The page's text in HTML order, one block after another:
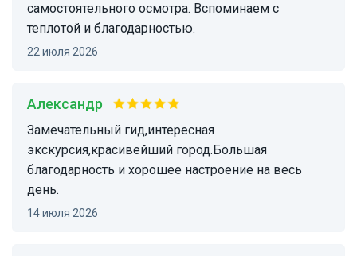
самостоятельного осмотра. Вспоминаем с
теплотой и благодарностью.
22 июля 2026
Александр
Замечательный гид,интересная
экскурсия,красивейший город.Большая
благодарность и хорошее настроение на весь
день.
14 июля 2026